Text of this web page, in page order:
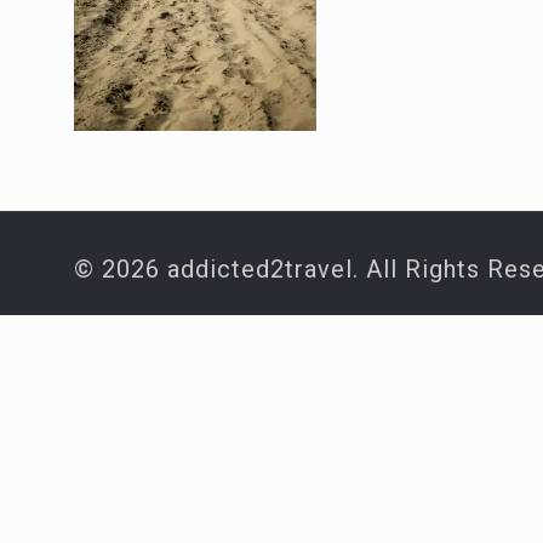
© 2026 addicted2travel. All Rights